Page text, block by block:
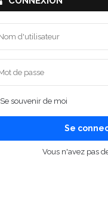
Se souvenir de moi
Se
Vous n'avez pas